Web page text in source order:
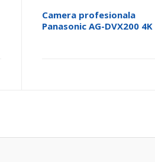
Camera profesionala
Panasonic AG-DVX200 4K